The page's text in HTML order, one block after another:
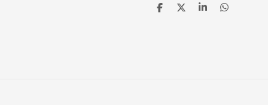
D D S D